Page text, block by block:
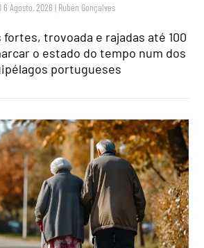
6 Agosto, 2026 | Rubén Gonçalves
fortes, trovoada e rajadas até 100
o estado do tempo num dos
portugueses